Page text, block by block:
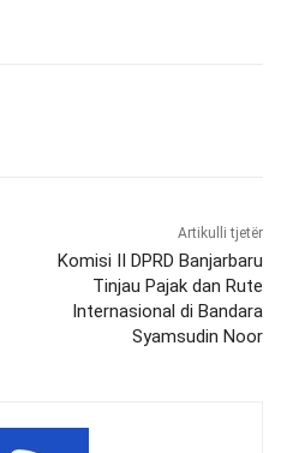
Artikulli tjetër
Komisi II DPRD Banjarbaru
Tinjau Pajak dan Rute
Internasional di Bandara
Syamsudin Noor